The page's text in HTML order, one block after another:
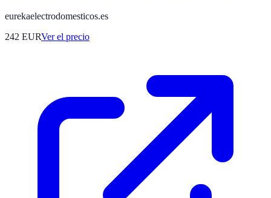
eurekaelectrodomesticos.es
242 EURVer el precio